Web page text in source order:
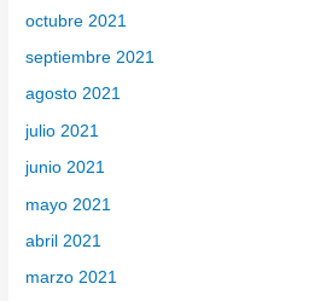
octubre 2021
septiembre 2021
agosto 2021
julio 2021
junio 2021
mayo 2021
abril 2021
marzo 2021